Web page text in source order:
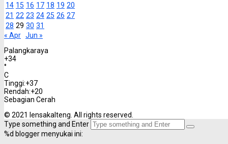
14 15 16 17 18 19 20
21 22 23 24 25 26 27
28 29 30 31
« Apr Jun »
Palangkaraya
+34
°
C
Tinggi:+37
Rendah:+20
Sebagian Cerah
© 2021 lensakalteng. All rights reserved.
Type something and Enter
%d blogger menyukai ini: